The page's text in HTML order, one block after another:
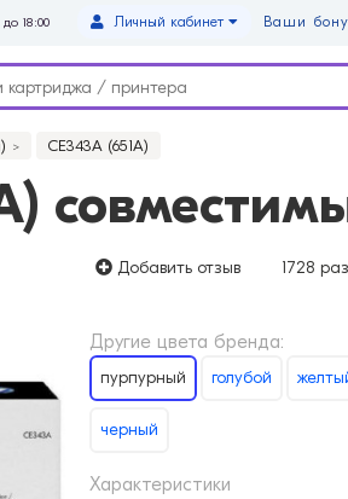
18:00 Ваши
Личный кабинет
CE343A (651A)
Добавить отзыв 1728 раз
Другие цвета бренда:
пурпурный голубой
черный
Характеристики